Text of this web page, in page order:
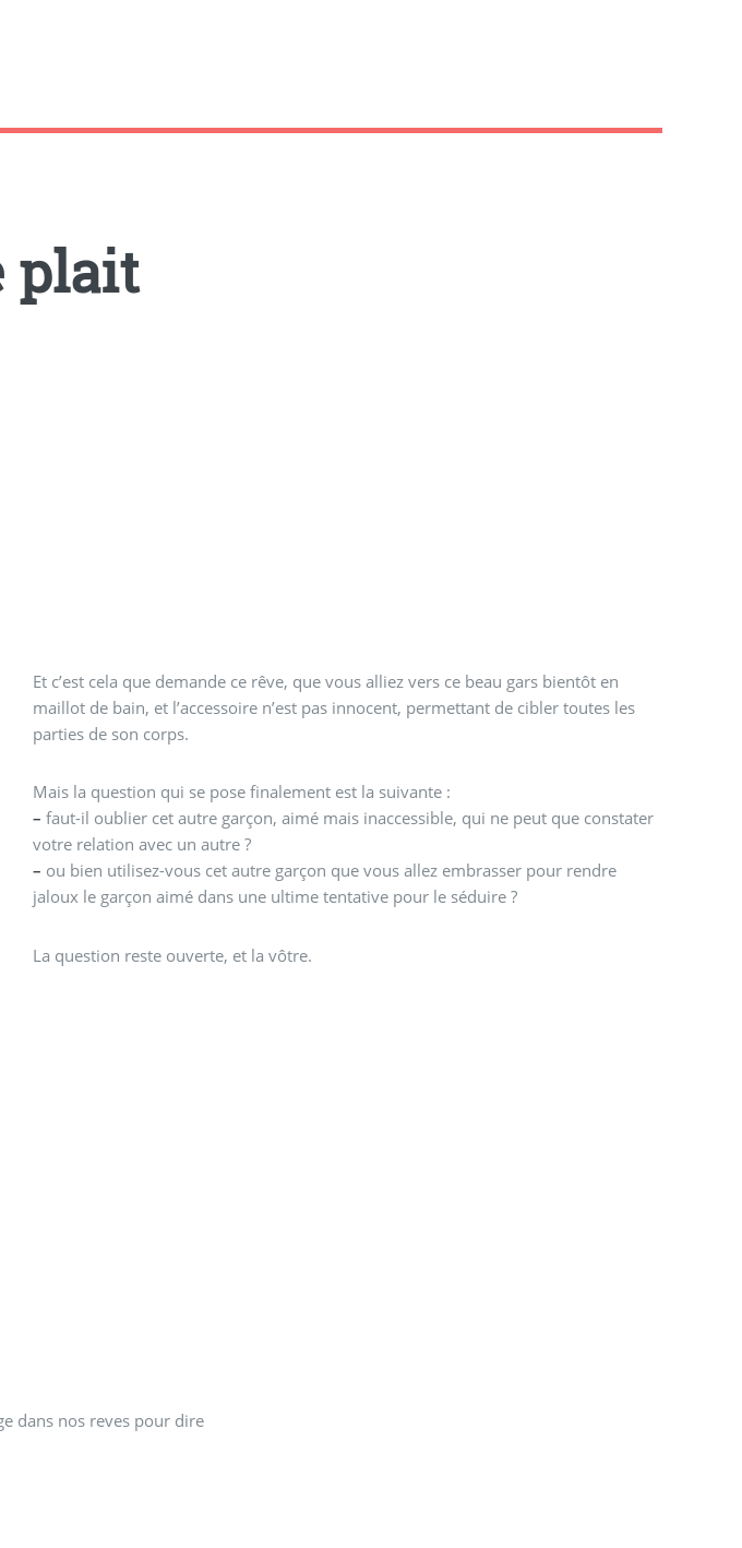
plait
Et c’est cela que demande ce rêve, que vous alliez vers ce beau gars bientôt en
maillot de bain, et l’accessoire n’est pas innocent, permettant de cibler toutes les
parties de son corps.
Mais la question qui se pose finalement est la suivante :
– faut-il oublier cet autre garçon, aimé mais inaccessible, qui ne peut que constater
votre relation avec un autre ?
– ou bien utilisez-vous cet autre garçon que vous allez embrasser pour rendre
jaloux le garçon aimé dans une ultime tentative pour le séduire ?
La question reste ouverte, et la vôtre.